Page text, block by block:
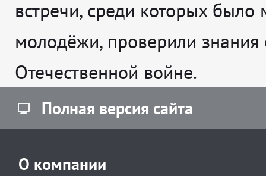
встречи, среди которых было
молодёжи, проверили знания
Отечественной войне.
Полная версия сайта
О компании